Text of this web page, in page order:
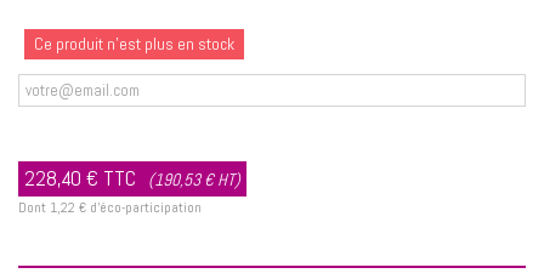
Ce produit n'est plus en stock
228,40 € TTC (190,53 € HT)
Dont 1,22 € d'éco-participation